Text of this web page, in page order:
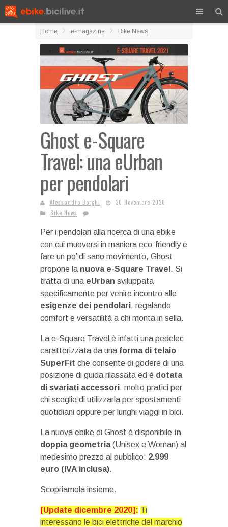
Home e-magazine Bike News
Ghost e-Square
Travel: una eUrban
per pendolari
Alessandro Borghi
20 Novembre 2020
Bike News
Per i pendolari alla ricerca di una ebike
con cui muoversi in maniera eco-friendly e
fare un po’ di sano movimento, Ghost
propone la nuova e-Square Travel . Si
tratta di una eUrban sviluppata
specificamente per venire incontro alle
esigenze dei pendolari, regalando
comfort e versatilità a chi monta in sella.
La e-Square Travel è infatti una pedelec
caratterizzata da una forma di telaio
SuperFit che consente di godere di una
posizione di guida rilassata ed è dotata
di svariati accessori, molto pratici per
chi sceglie di utilizzarla per spostamenti
quotidiani oppure per lunghi viaggi in bici.
La nuova ebike di Ghost è disponibile in
doppia geometria(Unisex e Woman) al
medesimo prezzo al pubblico: 2.999
euro (IVA inclusa).
Scopriamola insieme.
[Update dicembre 2020]: Ti
interessano le bici elettriche del marchio